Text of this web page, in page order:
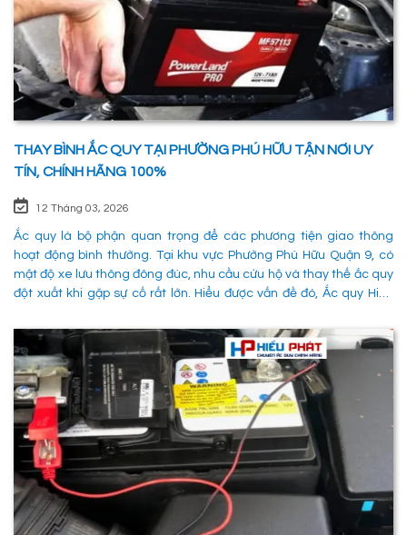
THAY BÌNH ẮC QUY TẠI PHƯỜNG PHÚ HỮU TẬN NƠI UY
TÍN, CHÍNH HÃNG 100%
12 Tháng 03, 2026
Ắc quy là bộ phận quan trọng để các phương tiện giao thông
hoạt động bình thường. Tại khu vực Phường Phú Hữu Quận 9, có
mật độ xe lưu thông đông đúc, nhu cầu cứu hộ và thay thế ắc quy
đột xuất khi gặp sự cố rất lớn. Hiểu được vấn đề đó, Ắc quy Hiếu
Hữu Quận 9 một cách nhanh chóng, chuyên nghiệp và đảm bảo
mọi hoạt động của các phương tiên giao thông không bị gián
đoạn. 1. Dịch vụ thay ắc quy tận nơi tại Phường Phú Hữu Quận 9
nhanh chóng, uy tín